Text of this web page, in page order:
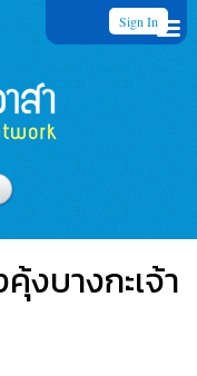
Sign In
งบางกะเจ้า